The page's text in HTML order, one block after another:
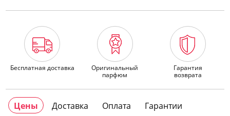
Бесплатная доставка
Оригинальный
парфюм
Гарантия
возврата
Цены Доставка Оплата
Гарантии